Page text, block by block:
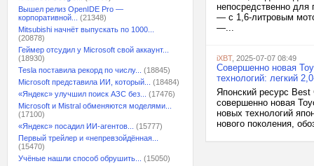
Вышел релиз OpenIDE Pro —
корпоративной...
(21348)
Mitsubishi начнёт выпускать по 1000...
(20878)
Геймер отсудил у Microsoft свой аккаунт...
(18930)
Tesla поставила рекорд по числу...
(18845)
Microsoft представила ИИ, который...
(18484)
«Яндекс» улучшил поиск АЗС без...
(17476)
Microsoft и Mistral обменяются моделями...
(17100)
«Яндекс» посадил ИИ-агентов...
(15777)
Первый трейлер и «непревзойдённая...
(15470)
Учёные нашли способ обрушить...
(15050)
непосредственно для
— с 1,6-литровым
—...
iXBT, 2025-07-07 08:49
Совершенно новая
технологий: легкий
Японский ресурс Best
совершенно новая
новых технологий
нового поколения,